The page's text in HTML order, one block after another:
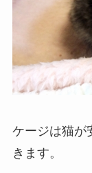
ケージは猫が
きます。